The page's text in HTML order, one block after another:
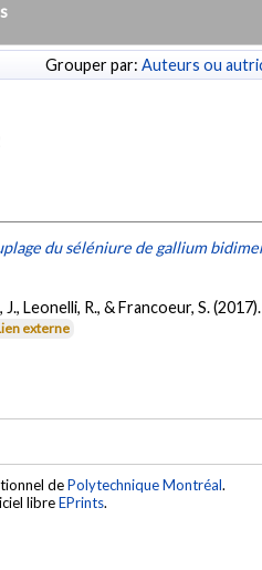
Grouper par: Auteurs ou
du séléniure de gallium
Leonelli, R., & Francoeur, S.
externe
dePolytechnique Montréal.
libreEPrints.